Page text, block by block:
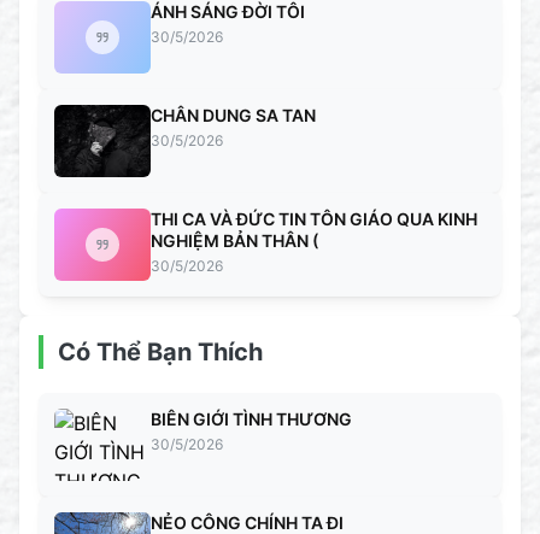
ÁNH SÁNG ĐỜI TÔI
30/5/2026
CHÂN DUNG SA TAN
30/5/2026
THI CA VÀ ĐỨC TIN TÔN GIÁO QUA KINH
NGHIỆM BẢN THÂN (
30/5/2026
Có Thể Bạn Thích
BIÊN GIỚI TÌNH THƯƠNG
30/5/2026
NẺO CÔNG CHÍNH TA ĐI